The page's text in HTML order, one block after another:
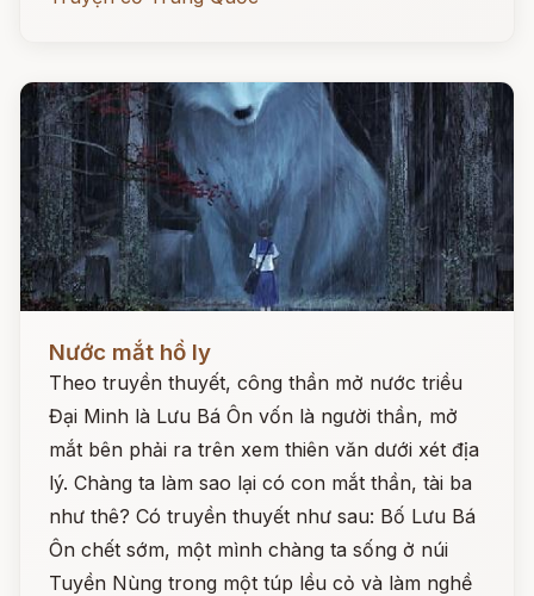
Nước mắt hồ ly
Theo truyền thuyết, công thần mở nước triều
Đại Minh là Lưu Bá Ôn vốn là người thần, mở
mắt bên phải ra trên xem thiên văn dưới xét địa
lý. Chàng ta làm sao lại có con mắt thần, tài ba
như thê? Có truyền thuyết như sau: Bố Lưu Bá
Ôn chết sớm, một mình chàng ta sống ở núi
Tuyền Nùng trong một túp lều cỏ và làm nghề